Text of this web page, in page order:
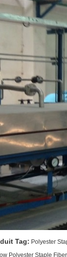
Tag: Polyester
Polyester Staple